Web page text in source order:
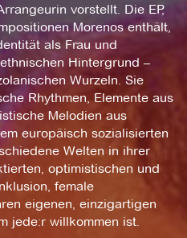
vorstellt. Die EP,
Morenos enthält,
als Frau und
Hintergrund –
Wurzeln. Sie
Rhythmen, Elemente aus
Melodien aus
europäisch sozialisierten
Welten in ihrer
optimistischen und
female
eigenen, einzigartigen
jede:r willkommen ist.